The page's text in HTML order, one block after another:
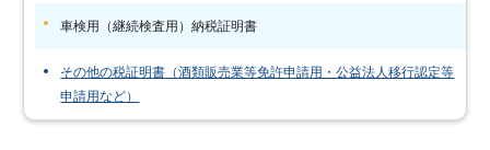
車検用（継続検査用）納税証明書
その他の税証明書（酒類販売業等免許申請用・公益法人移行認定等
申請用など）